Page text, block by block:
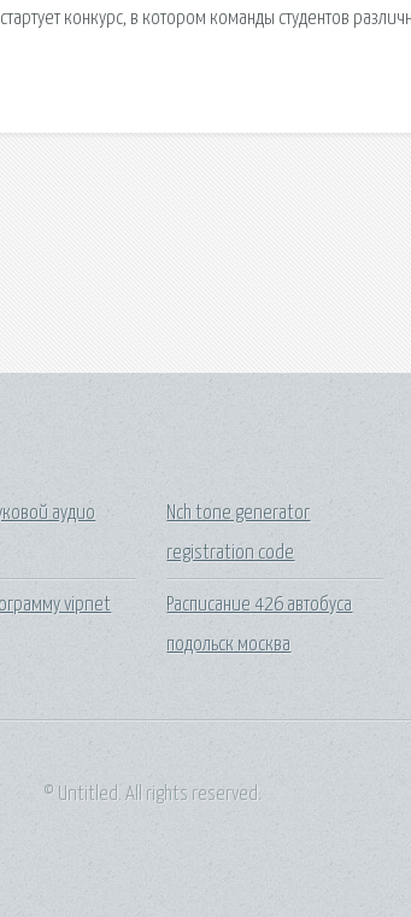
конкурс, в котором команды студентов
аудио
vipnet
Nch tone generator
registration code
Расписание 426 автобуса
подольск москва
© Untitled. All rights reserved.